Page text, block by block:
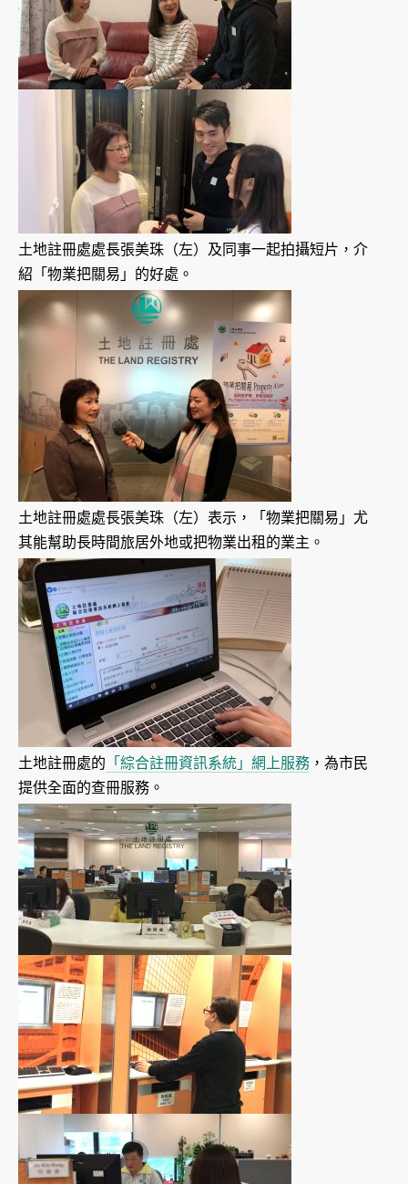
土地註冊處處長張美珠（左）及同事一起拍攝短片，介
紹「物業把關易」的好處。
土地註冊處處長張美珠（左）表示，「物業把關易」尤
其能幫助長時間旅居外地或把物業出租的業主。
土地註冊處的 「綜合註冊資訊系統」網上服務 ，為市民
提供全面的查冊服務。